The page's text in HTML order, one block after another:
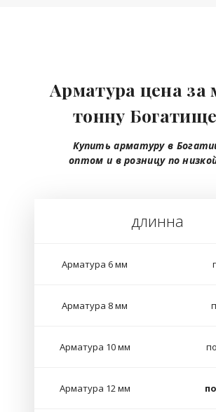
Арматура цена за
тонну
Купить арматуру в
оптом и в розницу по
длинна
Арматура 6 мм
Арматура 8 мм
Арматура 10 мм
Арматура 12 мм